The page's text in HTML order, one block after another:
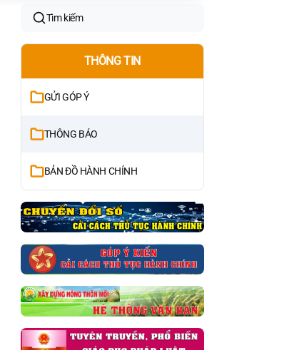
Tìm kiếm
THÔNG TIN
GỬI GÓP Ý
THÔNG BÁO
BẢN ĐỒ HÀNH CHÍNH